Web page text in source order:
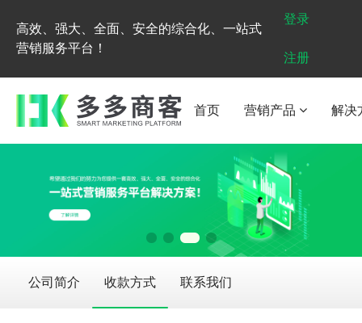
高效、强大、全面、安全的综合化、一站式
营销服务平台！
登录
注册
首页 营销产品 解决
公司简介 收款方式 联系我们